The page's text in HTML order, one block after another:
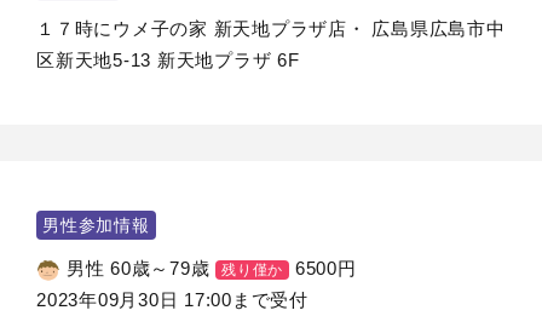
１７時にウメ子の家 新天地プラザ店・ 広島県広島市中
区新天地5-13 新天地プラザ 6F
男性参加情報
男性 60歳～79歳 残り僅か 6500円
2023年09月30日 17:00まで受付